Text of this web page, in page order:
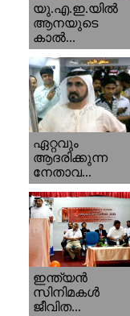
യു.എ.ഇ.യില്‍
ആനയുടെ
കാല്‍...
ഏറ്റവും
ആദരിക്കുന്ന
നേതാവ...
ഇന്ത്യന്‍
സിനിമകള്‍
ജീവിത...